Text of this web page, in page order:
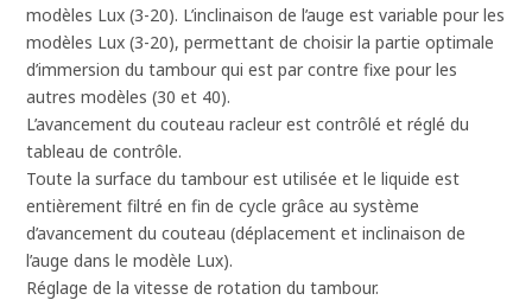
modèles Lux (3-20). L’inclinaison de l’auge est variable pour les
modèles Lux (3-20), permettant de choisir la partie optimale
d’immersion du tambour qui est par contre fixe pour les
autres modèles (30 et 40).
L’avancement du couteau racleur est contrôlé et réglé du
tableau de contrôle.
Toute la surface du tambour est utilisée et le liquide est
entièrement filtré en fin de cycle grâce au système
d’avancement du couteau (déplacement et inclinaison de
l’auge dans le modèle Lux).
Réglage de la vitesse de rotation du tambour.